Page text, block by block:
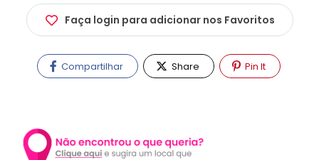
Faça login para adicionar nos Favoritos
Compartilhar Share Pin It